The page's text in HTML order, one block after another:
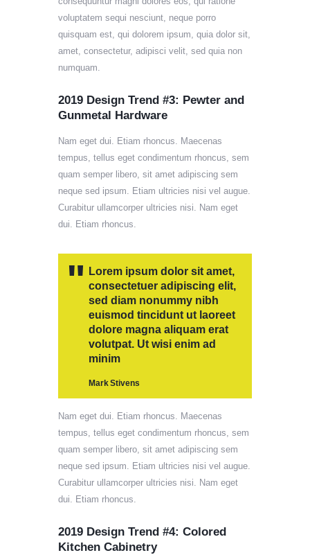
voluptatem sequi nesciunt, neque porro
quisquam est, qui dolorem ipsum, quia dolor sit,
amet, consectetur, adipisci velit, sed quia non
numquam.
2019 Design Trend #3: Pewter and
Gunmetal Hardware
Nam eget dui. Etiam rhoncus. Maecenas
tempus, tellus eget condimentum rhoncus, sem
quam semper libero, sit amet adipiscing sem
neque sed ipsum. Etiam ultricies nisi vel augue.
Curabitur ullamcorper ultricies nisi. Nam eget
dui. Etiam rhoncus.
Lorem ipsum dolor sit amet,
consectetuer adipiscing elit,
sed diam nonummy nibh
euismod tincidunt ut laoreet
dolore magna aliquam erat
volutpat. Ut wisi enim ad
minim
Mark Stivens
Nam eget dui. Etiam rhoncus. Maecenas
tempus, tellus eget condimentum rhoncus, sem
quam semper libero, sit amet adipiscing sem
neque sed ipsum. Etiam ultricies nisi vel augue.
Curabitur ullamcorper ultricies nisi. Nam eget
dui. Etiam rhoncus.
2019 Design Trend #4: Colored
Kitchen Cabinetry